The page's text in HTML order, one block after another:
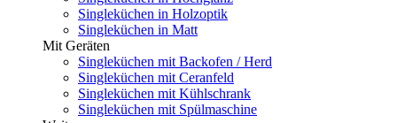
Singleküchen in Holzoptik
Singleküchen in Matt
Mit Geräten
Singleküchen mit Backofen / Herd
Singleküchen mit Ceranfeld
Singleküchen mit Kühlschrank
Singleküchen mit Spülmaschine